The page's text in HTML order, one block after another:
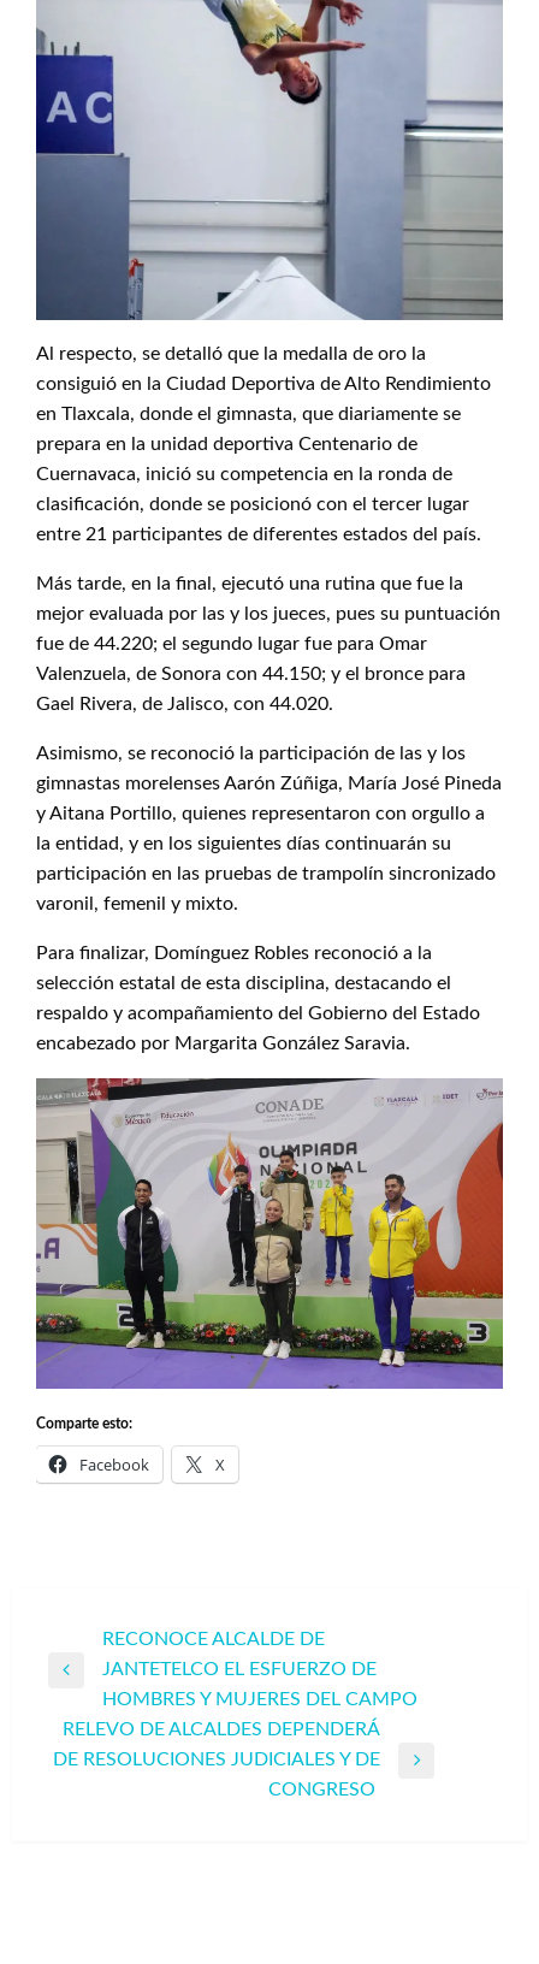
Al respecto, se detalló que la medalla de oro la
consiguió en la Ciudad Deportiva de Alto Rendimiento
en Tlaxcala, donde el gimnasta, que diariamente se
prepara en la unidad deportiva Centenario de
Cuernavaca, inició su competencia en la ronda de
clasificación, donde se posicionó con el tercer lugar
entre 21 participantes de diferentes estados del país.
Más tarde, en la final, ejecutó una rutina que fue la
mejor evaluada por las y los jueces, pues su puntuación
fue de 44.220; el segundo lugar fue para Omar
Valenzuela, de Sonora con 44.150; y el bronce para
Gael Rivera, de Jalisco, con 44.020.
Asimismo, se reconoció la participación de las y los
gimnastas morelenses Aarón Zúñiga, María José Pineda
y Aitana Portillo, quienes representaron con orgullo a
la entidad, y en los siguientes días continuarán su
participación en las pruebas de trampolín sincronizado
varonil, femenil y mixto.
Para finalizar, Domínguez Robles reconoció a la
selección estatal de esta disciplina, destacando el
respaldo y acompañamiento del Gobierno del Estado
encabezado por Margarita González Saravia.
Comparte esto:
Facebook X
Navegación
de
entradas
RECONOCE ALCALDE DE
JANTETELCO EL ESFUERZO DE
HOMBRES Y MUJERES DEL CAMPO
RELEVO DE ALCALDES DEPENDERÁ
DE RESOLUCIONES JUDICIALES Y DE
CONGRESO